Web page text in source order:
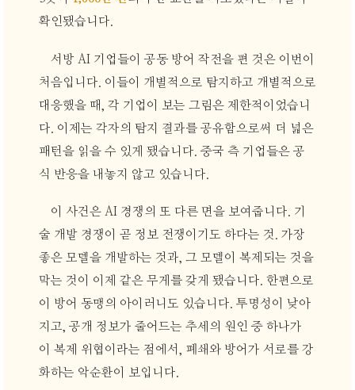
확인됐습니다.
서방 AI 기업들이 공동 방어 작전을 편 것은 이번이
처음입니다. 이들이 개별적으로 탐지하고 개별적으로
대응했을 때, 각 기업이 보는 그림은 제한적이었습니
다. 이제는 각자의 탐지 결과를 공유함으로써 더 넓은
패턴을 읽을 수 있게 됐습니다. 중국 측 기업들은 공
식 반응을 내놓지 않고 있습니다.
이 사건은 AI 경쟁의 또 다른 면을 보여줍니다. 기
술 개발 경쟁이 곧 정보 전쟁이기도 하다는 것. 가장
좋은 모델을 개발하는 것과, 그 모델이 복제되는 것을
막는 것이 이제 같은 무게를 갖게 됐습니다. 한편으로
이 방어 동맹의 아이러니도 있습니다. 투명성이 낮아
지고, 공개 정보가 줄어드는 추세의 원인 중 하나가
이 복제 위협이라는 점에서, 폐쇄와 방어가 서로를 강
화하는 악순환이 보입니다.